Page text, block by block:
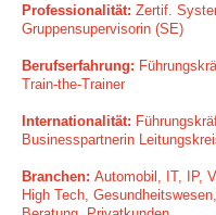
Professionalität: Zertif.
Gruppensupervisorin (SE)
Berufserfahrung:
Train-the-Trainer
Internationalität:
Businesspartnerin
Branchen: Automobil, IT, IP,
High Tech,